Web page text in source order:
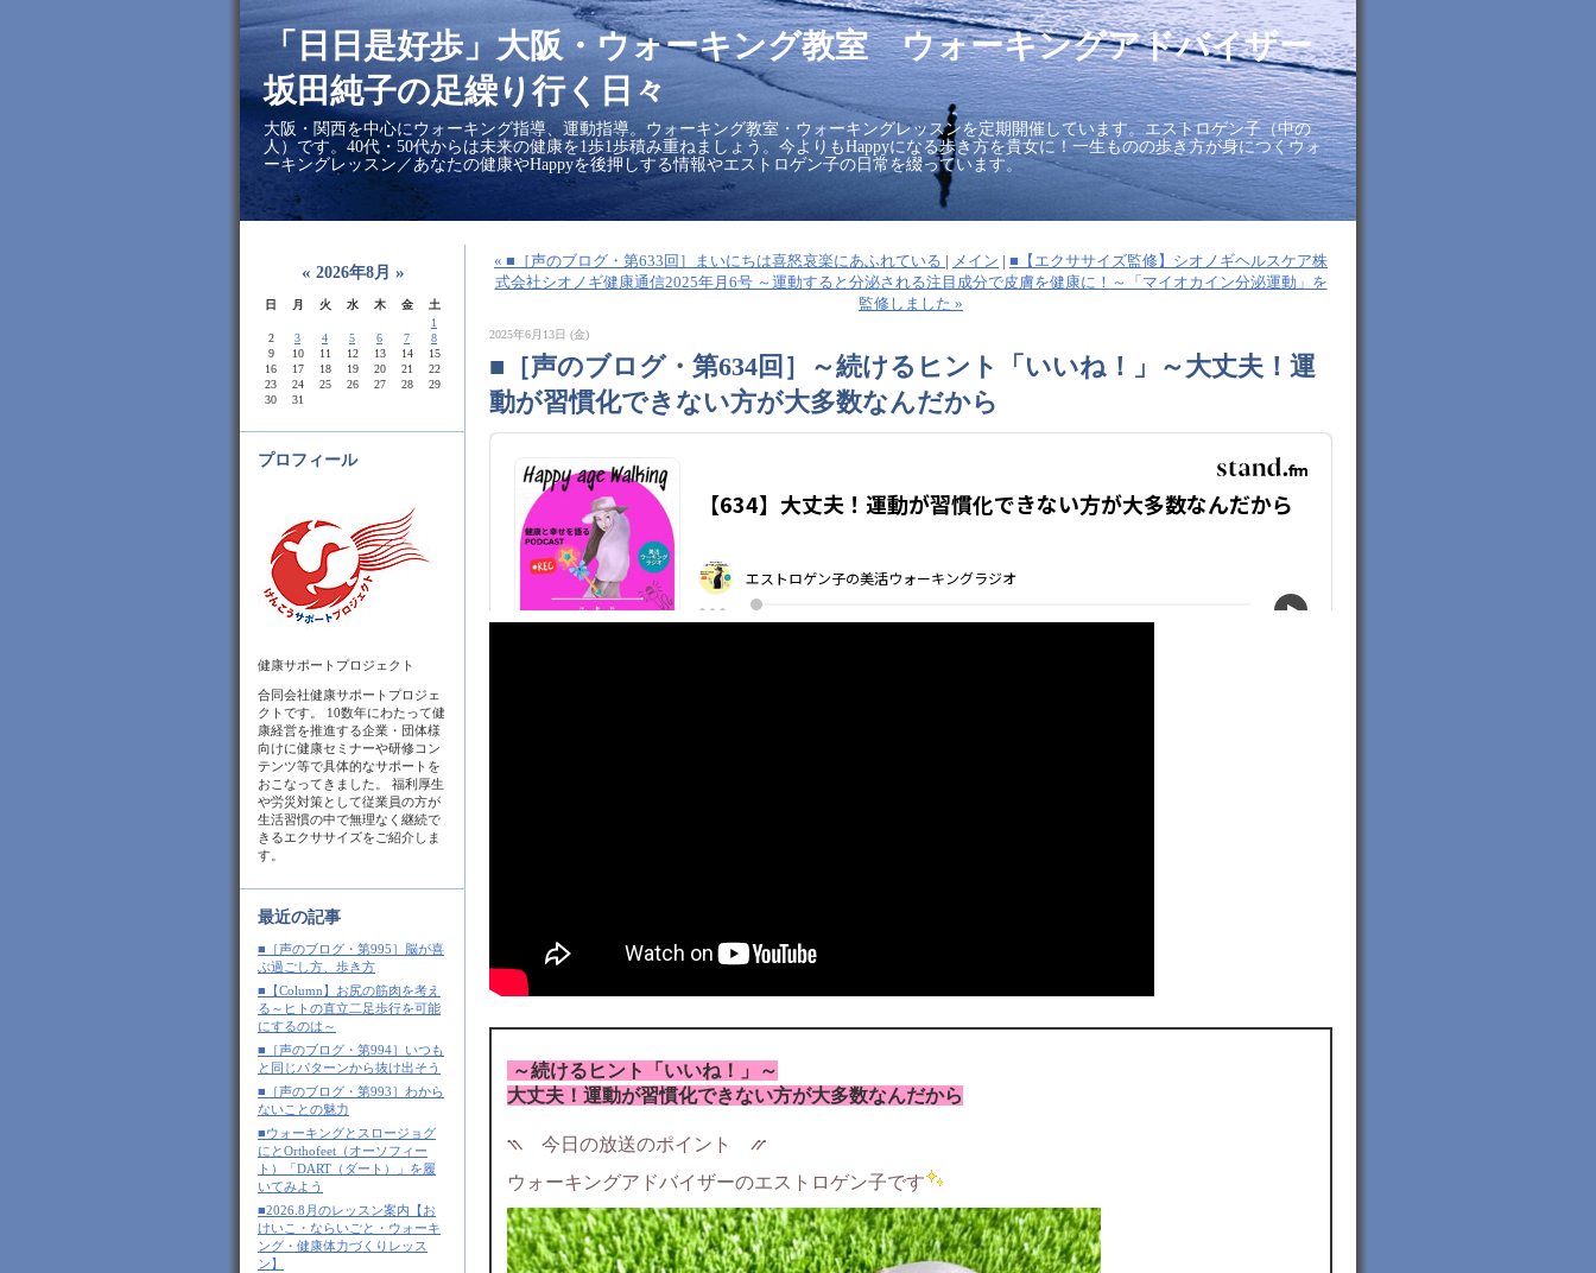
「日日是好歩」大阪・ウォーキング教室 ウォーキングアドバイザー
坂田純子の足繰り行く日々
大阪・関西を中心にウォーキング指導、運動指導。ウォーキング教室・ウォーキングレッスンを定期開催しています。エストロゲン子（中の
人）です。40代・50代からは未来の健康を1歩1歩積み重ねましょう。今よりもHappyになる歩き方を貴女に！一生ものの歩き方が身につくウォ
ーキングレッスン／あなたの健康やHappyを後押しする情報やエストロゲン子の日常を綴っています。
« 2026年8月 »
日 月 火 水 木 金
土
1
2
3 4 5 6 7
8
9
10 11 12 13 14
15
16
17 18 19 20 21
22
23
24 25 26 27 28
29
30
31
プロフィール
健康サポートプロジェクト
合同会社健康サポートプロジェ
クトです。 10数年にわたって健
康経営を推進する企業・団体様
向けに健康セミナーや研修コン
テンツ等で具体的なサポートを
おこなってきました。 福利厚生
や労災対策として従業員の方が
生活習慣の中で無理なく継続で
きるエクササイズをご紹介しま
す。
最近の記事
■［声のブログ・第995］脳が喜
ぶ過ごし方、歩き方
■【Column】お尻の筋肉を考え
る～ヒトの直立二足歩行を可能
にするのは～
■［声のブログ・第994］いつも
と同じパターンから抜け出そう
■［声のブログ・第993］わから
ないことの魅力
■ウォーキングとスロージョグ
にとOrthofeet（オーソフィー
ト）「DART（ダート）」を履
いてみよう
■2026.8月のレッスン案内【お
けいこ・ならいごと・ウォーキ
ング・健康体力づくりレッス
ン】
« ■［声のブログ・第633回］まいにちは喜怒哀楽にあふれている | メイン | ■【エクササイズ監修】シオノギヘルスケア株
式会社シオノギ健康通信2025年月6号 ～運動すると分泌される注目成分で皮膚を健康に！～「マイオカイン分泌運動」を
監修しました »
2025年6月13日 (金)
■［声のブログ・第634回］～続けるヒント「いいね！」～大丈夫！運
動が習慣化できない方が大多数なんだから
～続けるヒント「いいね！」～
大丈夫！運動が習慣化できない方が大多数なんだから
⳹ 今日の放送のポイント ⳼
ウォーキングアドバイザーのエストロゲン子です